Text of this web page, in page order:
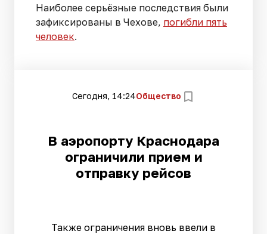
Наиболее серьёзные последствия были
зафиксированы в Чехове, погибли пять
человек.
Сегодня, 14:24Общество
В аэропорту Краснодара
ограничили прием и
отправку рейсов
Также ограничения вновь ввели в